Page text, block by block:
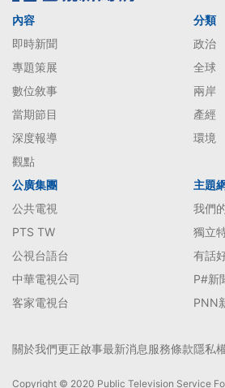
內容
即時新聞
專題策展
數位敘事
當期節目
深度報導
觀點
分類
政治
全球
兩岸
產經
環境
公廣集團
公共電視
PTS TW
公視台語台
中華電視公司
客家電視台
主題
我們
獨立
有話
P#新
PNN
關於我們更正啟事最新消息服務條款隱私
Copyright © 2020 Public Television Service